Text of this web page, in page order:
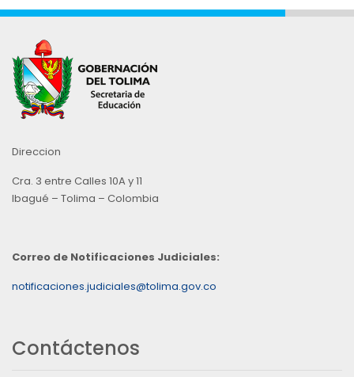
Direccion
Cra. 3 entre Calles 10A y 11
Ibagué – Tolima – Colombia
Correo de Notificaciones Judiciales:
notificaciones.judiciales@tolima.gov.co
Contáctenos